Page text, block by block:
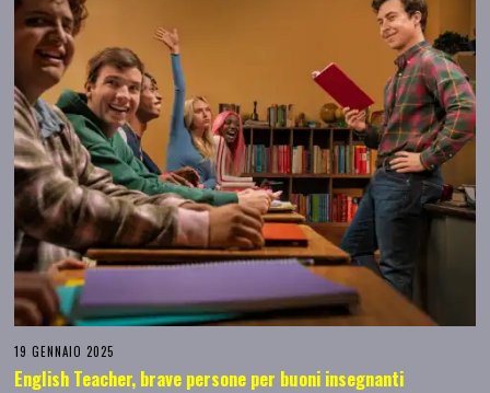
19 GENNAIO 2025
English Teacher, brave persone per buoni insegnanti